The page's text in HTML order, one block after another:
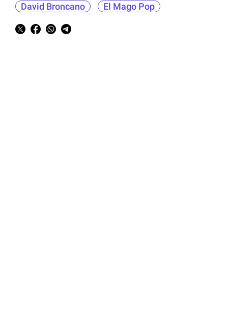
David Broncano El Mago Pop